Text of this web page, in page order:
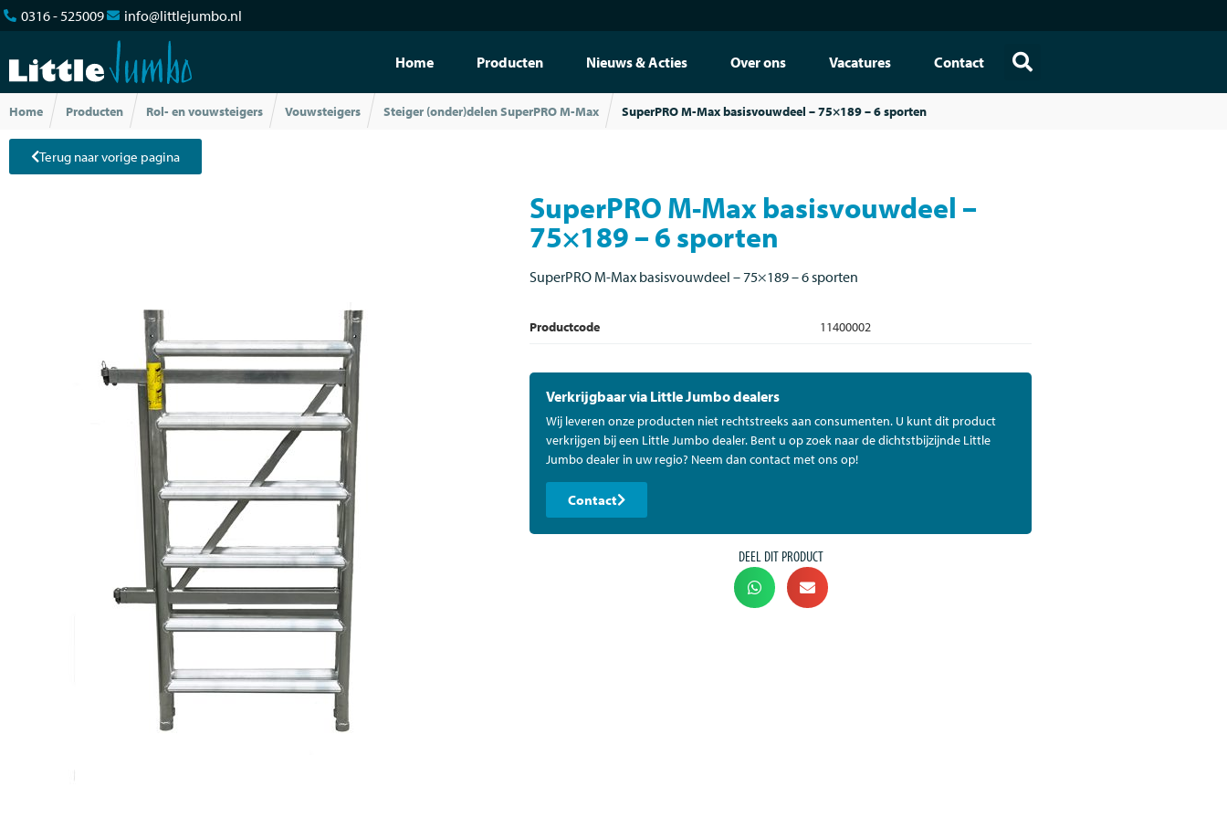
0316 - 525009 info@littlejumbo.nl
Home Producten Nieuws & Acties Over ons Vacatures Contact
Home Producten Rol- en vouwsteigers Vouwsteigers Steiger (onder)delen SuperPRO M-Max SuperPRO M-Max basisvouwdeel – 75×189 – 6 sporten
Terug naar vorige pagina
SuperPRO M-Max basisvouwdeel –
75×189 – 6 sporten
SuperPRO M-Max basisvouwdeel – 75×189 – 6 sporten
Productcode 11400002
Verkrijgbaar via Little Jumbo dealers
Wij leveren onze producten niet rechtstreeks aan consumenten. U kunt dit product
verkrijgen bij een Little Jumbo dealer. Bent u op zoek naar de dichtstbijzijnde Little
Jumbo dealer in uw regio? Neem dan contact met ons op!
Contact
DEEL DIT PRODUCT